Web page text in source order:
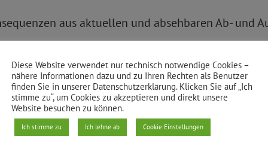
aus aktuellen und absehbaren Ab- und
sowie die Organisation der
punkten zu hinterfragen.
der BVV in ihrer März-Sitzung
Diese Website verwendet nur technisch notwendige Cookies –
nähere Informationen dazu und zu Ihren Rechten als Benutzer
finden Sie in unserer Datenschutzerklärung. Klicken Sie auf „Ich
stimme zu“, um Cookies zu akzeptieren und direkt unsere
Website besuchen zu können.
Ich stimme zu Ich lehne ab Cookie Einstellungen